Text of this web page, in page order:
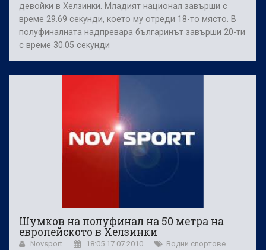
девойки в Хелзинки. Младият национал завърши с
време 29.69 секунди, което му отреди 18-то място. В
полуфиналната надпревара българинът завърши 20-ти
с време 30.05 секунди
Шумков на полуфинал на 50 метра на
европейското в Хелзинки
Novsport 18:05 17.07.2010 Водни спортове